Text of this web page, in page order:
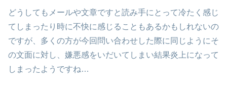
どうしてもメールや文章ですと読み手にとって冷たく感じ
てしまったり時に不快に感じることもあるかもしれないの
ですが、多くの方が今回問い合わせした際に同じようにそ
の文面に対し、嫌悪感をいだいてしまい結果炎上になって
しまったようですね…